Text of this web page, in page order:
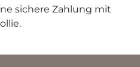
sichere Zahlung mit